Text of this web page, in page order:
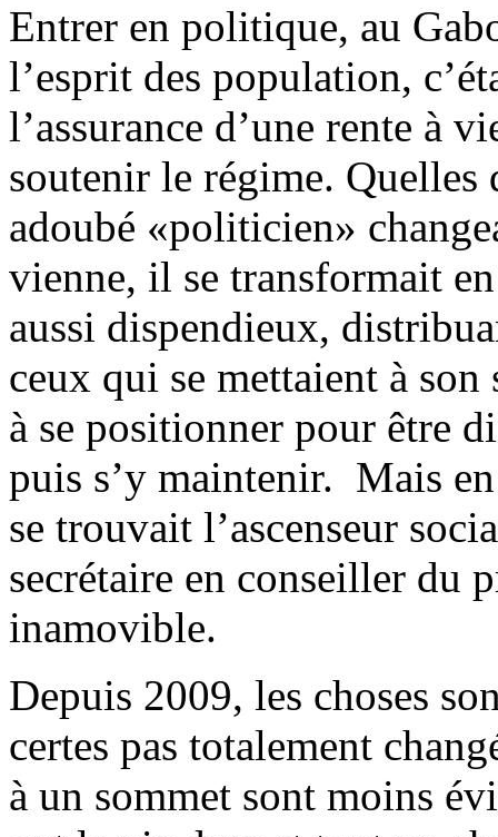
Entrer en politique, au
l’esprit des population,
l’assurance d’une rente à
soutenir le régime. Quelles
adoubé «politicien»
vienne, il se transformait
aussi dispendieux,
ceux qui se mettaient à
à se positionner pour être
puis s’y maintenir. Mais
se trouvait l’ascenseur
secrétaire en conseiller du
inamovible.
Depuis 2009, les choses
certes pas totalement
à un sommet sont moins